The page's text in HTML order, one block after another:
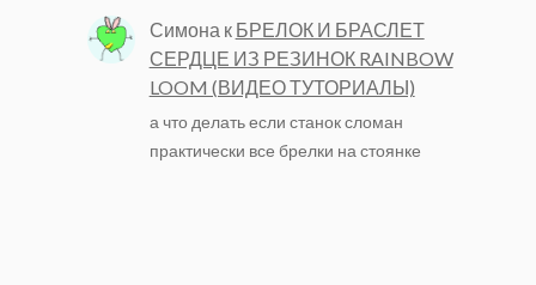
Симона к БРЕЛОК И БРАСЛЕТ
СЕРДЦЕ ИЗ РЕЗИНОК RAINBOW
LOOM (ВИДЕО ТУТОРИАЛЫ)
а что делать если станок сломан
практически все брелки на стоянке